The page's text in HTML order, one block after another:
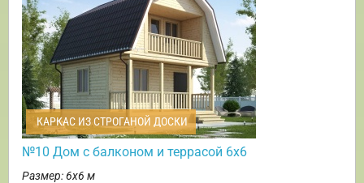
КАРКАС ИЗ СТРОГАНОЙ ДОСКИ
№10 Дом с балконом и террасой 6х6
Размер: 6х6 м